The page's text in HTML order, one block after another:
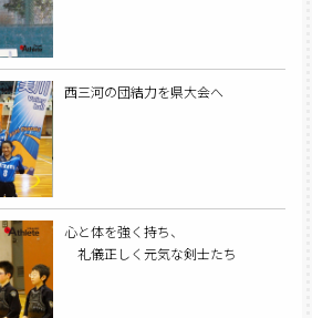
西三河の団結力を県大会へ
心と体を強く持ち、
礼儀正しく元気な剣士たち